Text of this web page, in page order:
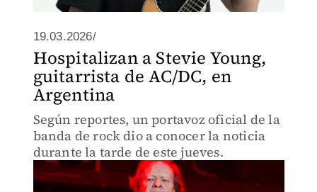
19.03.2026/
Hospitalizan a Stevie Young,
guitarrista de AC/DC, en
Argentina
Según reportes, un portavoz oficial de la
banda de rock dio a conocer la noticia
durante la tarde de este jueves.